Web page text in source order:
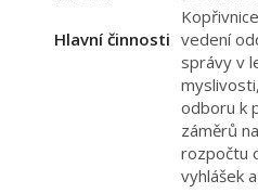
Kopřivnice
Hlavní činnosti vedení
správy v
odboru k
záměrů
rozpočtu
vyhlášek